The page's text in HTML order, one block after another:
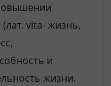
vita- жизнь,
и
жизни.